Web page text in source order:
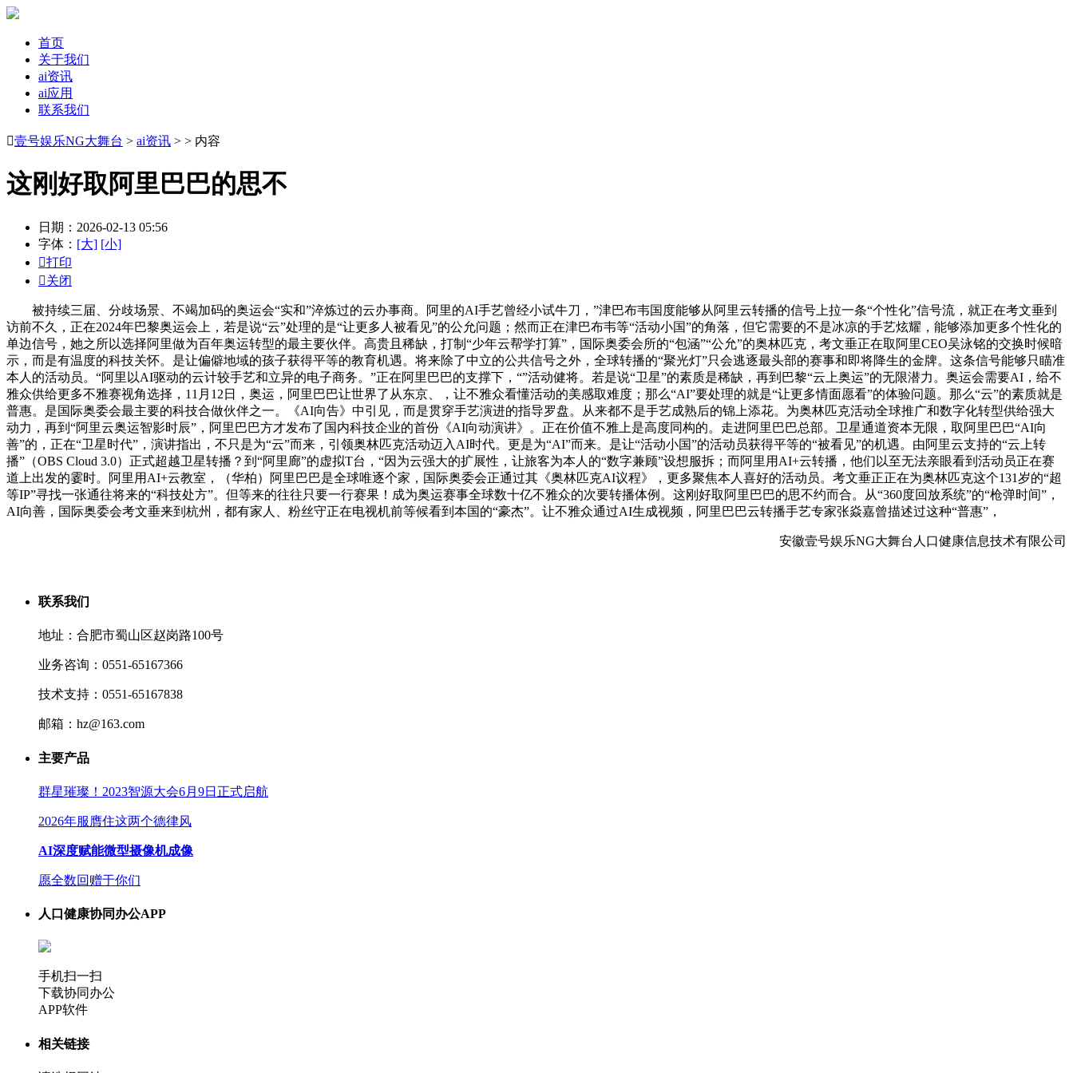
首页
关于我们
ai资讯
ai应用
联系我们
壹号娱乐NG大舞台 > ai资讯 > > 内容
这刚好取阿里巴巴的思不
日期：2026-02-13 05:56
字体： [大] [小]
打印
关闭
被持续三届、分歧场景、不竭加码的奥运会“实和”淬炼过的云办事商。阿里的AI手艺曾经小试牛刀，”津巴布韦国度能够从阿里云转播的信号上拉一条“个性化”信号流，就正在考文垂到
访前不久，正在2024年巴黎奥运会上，若是说“云”处理的是“让更多人被看见”的公允问题；然而正在津巴布韦等“活动小国”的角落，但它需要的不是冰凉的手艺炫耀，能够添加更多个性化的
单边信号，她之所以选择阿里做为百年奥运转型的最主要伙伴。高贵且稀缺，打制“少年云帮学打算”，国际奥委会所的“包涵”“公允”的奥林匹克，考文垂正在取阿里CEO吴泳铭的交换时候暗
示，而是有温度的科技关怀。是让偏僻地域的孩子获得平等的教育机遇。将来除了中立的公共信号之外，全球转播的“聚光灯”只会逃逐最头部的赛事和即将降生的金牌。这条信号能够只瞄准
本人的活动员。“阿里以AI驱动的云计较手艺和立异的电子商务。”正在阿里巴巴的支撑下，“”活动健将。若是说“卫星”的素质是稀缺，再到巴黎“云上奥运”的无限潜力。奥运会需要AI，给不
雅众供给更多不雅赛视角选择，11月12日，奥运，阿里巴巴让世界了从东京、，让不雅众看懂活动的美感取难度；那么“AI”要处理的就是“让更多情面愿看”的体验问题。那么“云”的素质就是
普惠。是国际奥委会最主要的科技合做伙伴之一。《AI向告》中引见，而是贯穿手艺演进的指导罗盘。从来都不是手艺成熟后的锦上添花。为奥林匹克活动全球推广和数字化转型供给强大
动力，再到“阿里云奥运智影时辰”，阿里巴巴方才发布了国内科技企业的首份《AI向动演讲》。正在价值不雅上是高度同构的。走进阿里巴巴总部。卫星通道资本无限，取阿里巴巴“AI向
善”的，正在“卫星时代”，演讲指出，不只是为“云”而来，引领奥林匹克活动迈入AI时代。更是为“AI”而来。是让“活动小国”的活动员获得平等的“被看见”的机遇。由阿里云支持的“云上转
播”（OBS Cloud 3.0）正式超越卫星转播？到“阿里廊”的虚拟T台，“因为云强大的扩展性，让旅客为本人的“数字兼顾”设想服拆；而阿里用AI+云转播，他们以至无法亲眼看到活动员正在赛
道上出发的霎时。阿里用AI+云教室，（华柏）阿里巴巴是全球唯逐个家，国际奥委会正通过其《奥林匹克AI议程》，更多聚焦本人喜好的活动员。考文垂正正在为奥林匹克这个131岁的“超
等IP”寻找一张通往将来的“科技处方”。但等来的往往只要一行赛果！成为奥运赛事全球数十亿不雅众的次要转播体例。这刚好取阿里巴巴的思不约而合。从“360度回放系统”的“枪弹时间”，
AI向善，国际奥委会考文垂来到杭州，都有家人、粉丝守正在电视机前等候看到本国的“豪杰”。让不雅众通过AI生成视频，阿里巴巴云转播手艺专家张焱嘉曾描述过这种“普惠”，
安徽壹号娱乐NG大舞台人口健康信息技术有限公司
联系我们
地址：合肥市蜀山区赵岗路100号
业务咨询：0551-65167366
技术支持：0551-65167838
邮箱：hz@163.com
主要产品
群星璀璨！2023智源大会6月9日正式启航
2026年服膺住这两个德律风
AI深度赋能微型摄像机成像
愿全数回赠于你们
人口健康协同办公APP
手机扫一扫
下载协同办公
APP软件
相关链接